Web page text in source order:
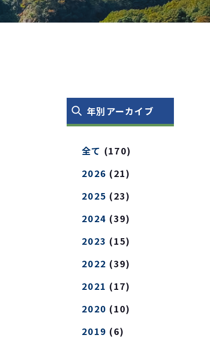
年別アーカイブ
全て (170)
2026 (21)
2025 (23)
2024 (39)
2023 (15)
2022 (39)
2021 (17)
2020 (10)
2019 (6)